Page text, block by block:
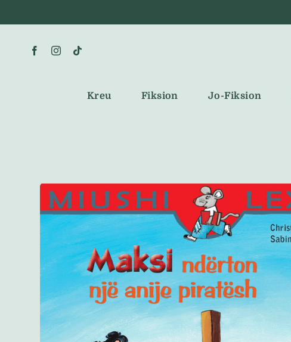
to
content
Kreu Fiksion Jo-Fiksion